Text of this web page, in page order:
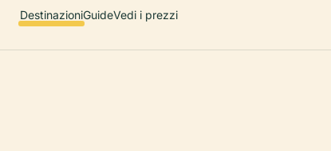
DestinazioniGuideVedi i prezzi